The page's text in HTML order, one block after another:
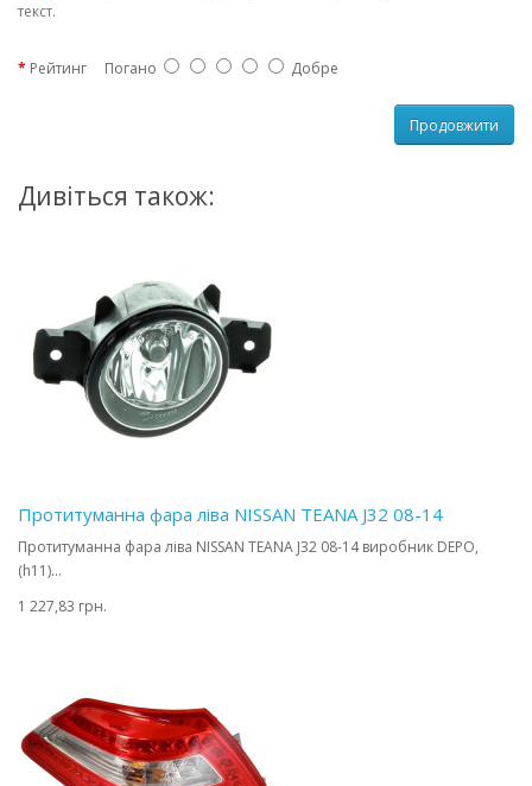
текст.
Рейтинг Погано Добре
Продовжити
Дивіться також:
Протитуманна фара ліва NISSAN TEANA J32 08-14
Протитуманна фара ліва NISSAN TEANA J32 08-14 виробник DEPO,
(h11)...
1 227,83 грн.